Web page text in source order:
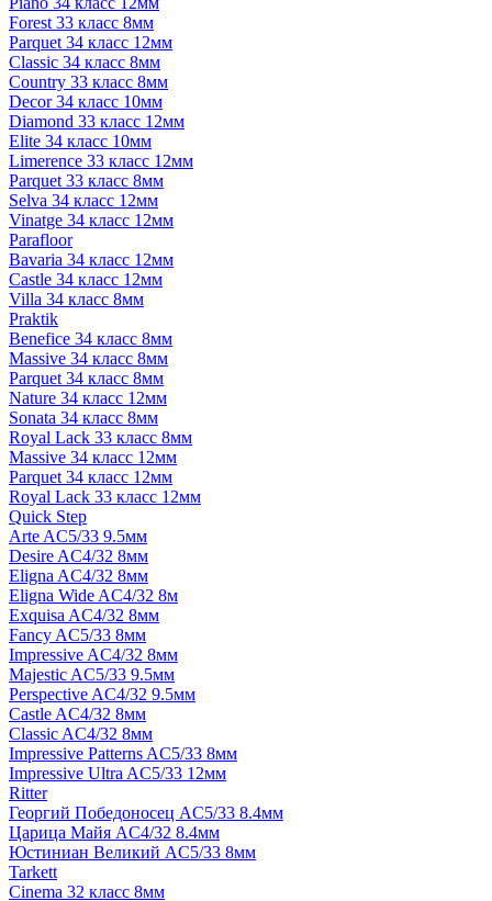
Forest 33 класс 8мм
Parquet 34 класс 12мм
Classic 34 класс 8мм
Country 33 класс 8мм
Decor 34 класс 10мм
Diamond 33 класс 12мм
Elite 34 класс 10мм
Limerence 33 класс 12мм
Parquet 33 класс 8мм
Selva 34 класс 12мм
Vinatge 34 класс 12мм
Parafloor
Bavaria 34 класс 12мм
Castle 34 класс 12мм
Villa 34 класс 8мм
Praktik
Benefice 34 класс 8мм
Massive 34 класс 8мм
Parquet 34 класс 8мм
Nature 34 класс 12мм
Sonata 34 класс 8мм
Royal Lack 33 класс 8мм
Massive 34 класс 12мм
Parquet 34 класс 12мм
Royal Lack 33 класс 12мм
Quick Step
Arte AC5/33 9.5мм
Desire AC4/32 8мм
Eligna AC4/32 8мм
Eligna Wide AC4/32 8м
Exquisa AC4/32 8мм
Fancy AC5/33 8мм
Impressive AC4/32 8мм
Majestic AC5/33 9.5мм
Perspective AC4/32 9.5мм
Castle AC4/32 8мм
Classic AC4/32 8мм
Impressive Patterns AC5/33 8мм
Impressive Ultra AC5/33 12мм
Ritter
Георгий Победоносец AC5/33 8.4мм
Царица Майя AC4/32 8.4мм
Юстиниан Великий AC5/33 8мм
Tarkett
Cinema 32 класс 8мм